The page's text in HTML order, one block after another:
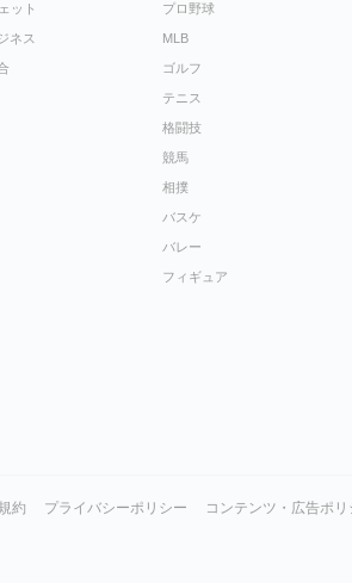
ット
ネス
プロ野球
MLB
ゴルフ
テニス
格闘技
競馬
相撲
バスケ
バレー
フィギュア
約 プライバシーポリシー コンテンツ・広告ポリ